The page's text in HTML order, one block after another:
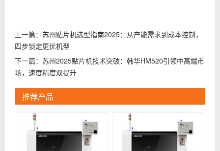
上一篇： 苏州贴片机选型指南2025：从产能需求到成本控制，
四步锁定更优机型
下一篇： 苏州2025贴片机技术突破：韩华HM520引领中高端市
场，速度精度双提升
推荐产品